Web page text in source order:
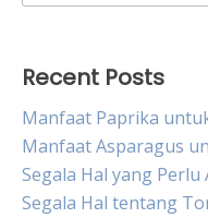
for:
Recent Posts
Manfaat Paprika
Manfaat Asparagus
Segala Hal yang
Segala Hal tentang